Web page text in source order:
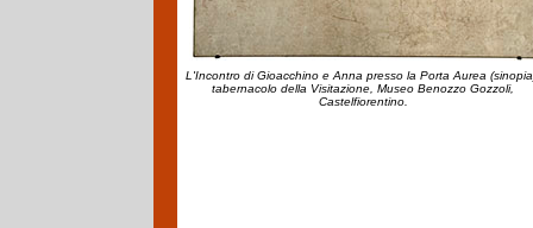
L'Incontro di Gioacchino e Anna presso la Porta Aurea
tabernacolo della Visitazione, Museo Benozzo Gozzoli,
Castelfiorentino.